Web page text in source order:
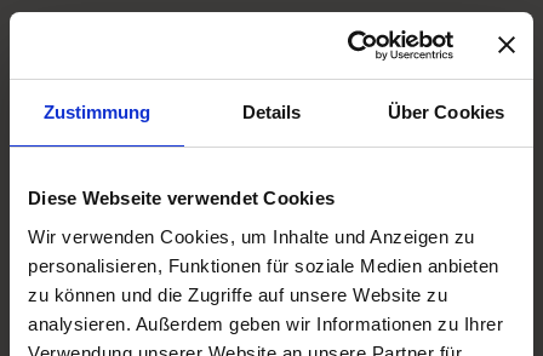
Zustimmung Details Über Cookies
Diese Webseite verwendet Cookies
Wir verwenden Cookies, um Inhalte und Anzeigen zu
personalisieren, Funktionen für soziale Medien anbieten
zu können und die Zugriffe auf unsere Website zu
analysieren. Außerdem geben wir Informationen zu Ihrer